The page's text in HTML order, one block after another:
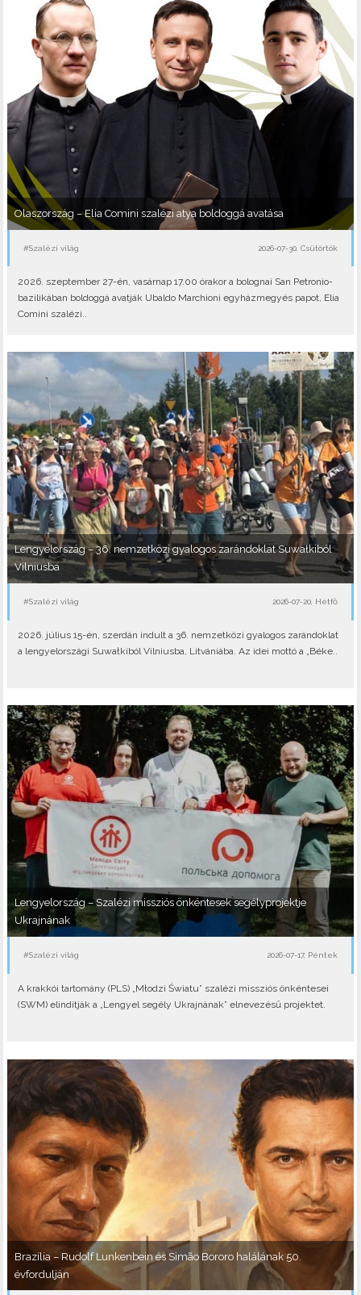
Olaszország – Elia Comini szalézi atya boldoggá avatása
#Szalézi világ 2026-07-30, Csütörtök
2026. szeptember 27-én, vasárnap 17.00 órakor a bolognai San Petronio-
bazilikában boldoggá avatják Ubaldo Marchioni egyházmegyés papot, Elia
Comini szalézi..
Lengyelország – 36. nemzetközi gyalogos zarándoklat Suwałkiból
Vilniusba
#Szalézi világ 2026-07-20, Hétfő
2026. július 15-én, szerdán indult a 36. nemzetközi gyalogos zarándoklat
a lengyelországi Suwałkiból Vilniusba, Litvániába. Az idei mottó a „Béke..
Lengyelország – Szalézi missziós önkéntesek segélyprojektje
Ukrajnának
#Szalézi világ 2026-07-17, Péntek
A krakkói tartomány (PLS) „Młodzi Światu” szalézi missziós önkéntesei
(SWM) elindítják a „Lengyel segély Ukrajnának” elnevezésű projektet.
Brazília – Rudolf Lunkenbein és Simão Bororo halálának 50.
évfordulján